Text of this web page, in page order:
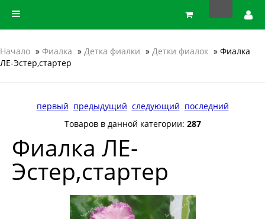
Начало » Фиалка » Детка фиалки » Детки фиалок » Фиалка
ЛЕ-Эстер,стартер
первый предыдущий следующий последний
Товаров в данной категории: 287
Фиалка ЛЕ-
Эстер,стартер